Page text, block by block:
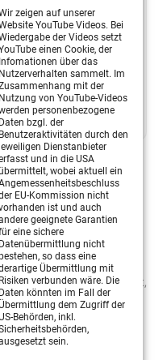
gewinnen, durch hohes
guten Raumabdeckung
innerhalb einer
Trainingszielen
mind. 3
erarbeitet werden. In
alte kurzfristige
Trainingsziel,
bis Du das Gefühl hast,
Trainingsziel
zeigen auf unserer
YouTube Videos. Bei
der Videos setzt
einen Cookie, der
Infomationen über das
Nutzerverhalten sammelt. Im
mit der
Nutzung von YouTube-Videos
personenbezogene
Daten bzgl. der
Benutzeraktivitäten durch den
Dienstanbieter
und in die USA
wobei aktuell ein
EU-Kommission nicht
ist und auch
geeignete Garantien
eine sichere
Datenübermittlung nicht
so dass eine
Übermittlung mit
Risiken verbunden wäre. Die
Daten könnten im Fall der
dem Zugriff der
Behörden, inkl.
sein.